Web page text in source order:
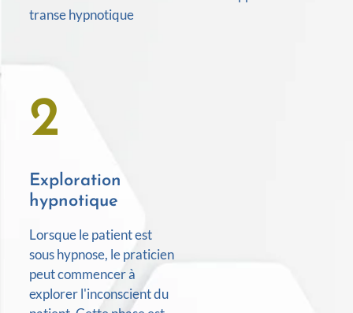
transe hypnotique
2
Exploration
hypnotique
Lorsque le patient est
sous hypnose, le praticien
peut commencer à
explorer l'inconscient du